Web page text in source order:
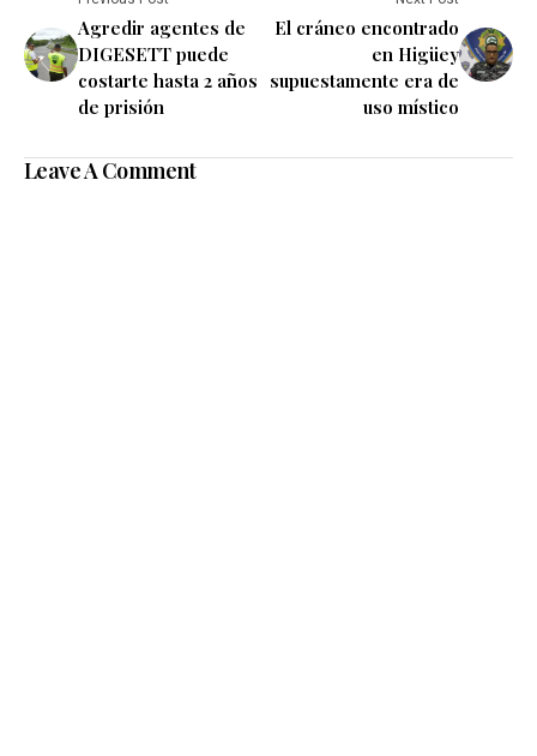
Agredir agentes de
DIGESETT puede
costarte hasta 2 años
de prisión
El cráneo encontrado
en Higüey
supuestamente era de
uso místico
Leave A Comment